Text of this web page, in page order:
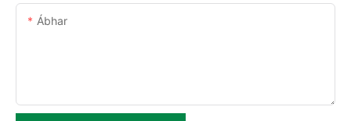
Ábhar